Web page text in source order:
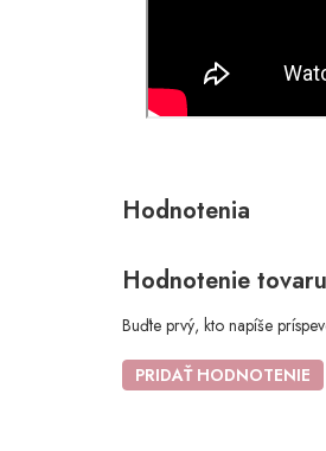
Hodnotenie tovaru
Buďte prvý, kto napíše
PRIDAŤ HODNOTENIE